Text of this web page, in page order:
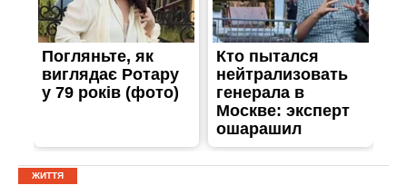
ЖИТТЯ